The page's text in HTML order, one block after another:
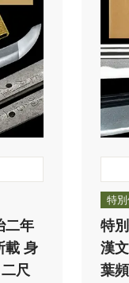
二年
載 身
尺
特別
特
漢
葉